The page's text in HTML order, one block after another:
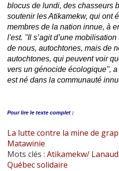
blocus de lundi, des chasseurs
soutenir les Atikamekw, qui ont
membres de la nation innue, à
l'est. ''Il s’agit d’une
de nous, autochtones, mais de
autochtones, qui peuvent voir
vers un génocide écologique'',
est né dans la communauté
Pour lire le texte complet :
La lutte contre la mine de
Matawinie
Mots clés : Atikamekw/
Québec solidaire